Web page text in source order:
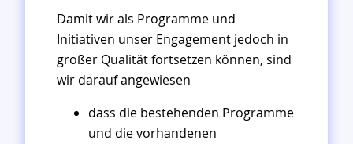
Damit wir als Programme und
Initiativen unser Engagement jedoch in
großer Qualität fortsetzen können, sind
wir darauf angewiesen
dass die bestehenden Programme
und die vorhandenen